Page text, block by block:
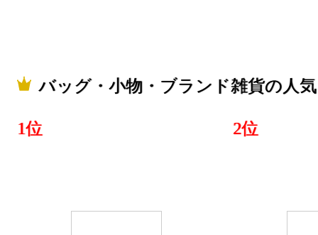
バッグ・
ランキング：
バッグ・小物・ブランド雑貨の人
1位 2位